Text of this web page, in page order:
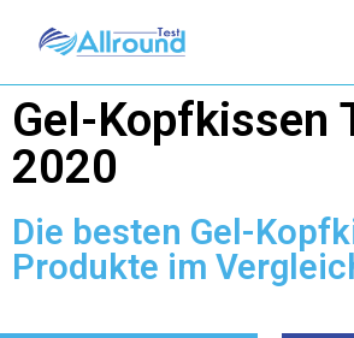
Gel-Kopfkissen
2020
Die besten Gel-
Produkte im